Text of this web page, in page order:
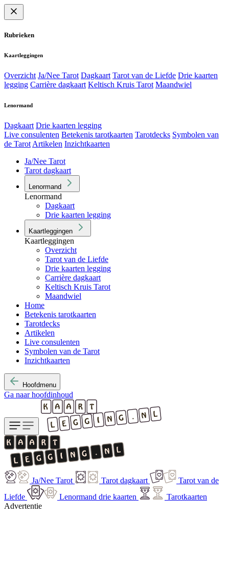
Rubrieken
Kaartleggingen
Overzicht Ja/Nee Tarot Dagkaart Tarot van de Liefde Drie kaarten
legging Carrière dagkaart Keltisch Kruis Tarot Maandwiel
Lenormand
Dagkaart Drie kaarten legging
Live consulenten Betekenis tarotkaarten Tarotdecks Symbolen van
de Tarot Artikelen Inzichtkaarten
Ja/Nee Tarot
Tarot dagkaart
Lenormand
Lenormand
Dagkaart
Drie kaarten legging
Kaartleggingen
Kaartleggingen
Overzicht
Tarot van de Liefde
Drie kaarten legging
Carrière dagkaart
Keltisch Kruis Tarot
Maandwiel
Home
Betekenis tarotkaarten
Tarotdecks
Artikelen
Live consulenten
Symbolen van de Tarot
Inzichtkaarten
Hoofdmenu
Ga naar hoofdinhoud
Ja/Nee Tarot Tarot dagkaart
Tarot van de
Liefde
Lenormand drie kaarten
Tarotkaarten
Advertentie